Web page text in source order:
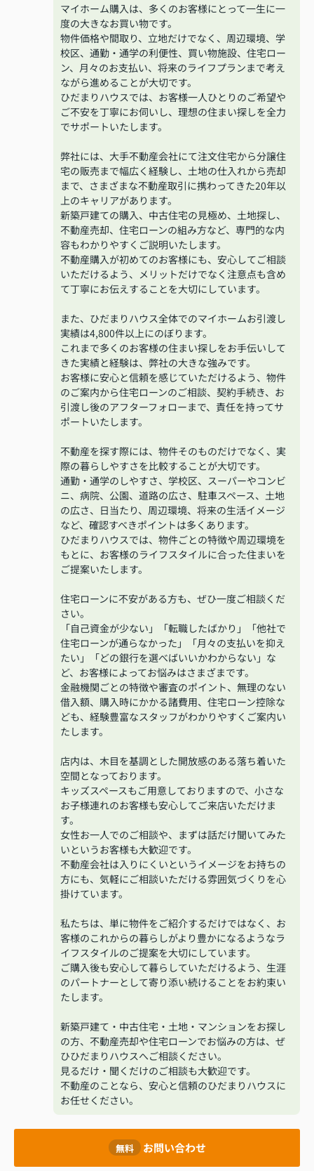
マイホーム購入は、多くのお客様にとって一生に一
度の大きなお買い物です。
物件価格や間取り、立地だけでなく、周辺環境、学
校区、通勤・通学の利便性、買い物施設、住宅ロー
ン、月々のお支払い、将来のライフプランまで考え
ながら進めることが大切です。
ひだまりハウスでは、お客様一人ひとりのご希望や
ご不安を丁寧にお伺いし、理想の住まい探しを全力
でサポートいたします。
弊社には、大手不動産会社にて注文住宅から分譲住
宅の販売まで幅広く経験し、土地の仕入れから売却
まで、さまざまな不動産取引に携わってきた20年以
上のキャリアがあります。
新築戸建ての購入、中古住宅の見極め、土地探し、
不動産売却、住宅ローンの組み方など、専門的な内
容もわかりやすくご説明いたします。
不動産購入が初めてのお客様にも、安心してご相談
いただけるよう、メリットだけでなく注意点も含め
て丁寧にお伝えすることを大切にしています。
また、ひだまりハウス全体でのマイホームお引渡し
実績は4,800件以上にのぼります。
これまで多くのお客様の住まい探しをお手伝いして
きた実績と経験は、弊社の大きな強みです。
お客様に安心と信頼を感じていただけるよう、物件
のご案内から住宅ローンのご相談、契約手続き、お
引渡し後のアフターフォローまで、責任を持ってサ
ポートいたします。
不動産を探す際には、物件そのものだけでなく、実
際の暮らしやすさを比較することが大切です。
通勤・通学のしやすさ、学校区、スーパーやコンビ
ニ、病院、公園、道路の広さ、駐車スペース、土地
の広さ、日当たり、周辺環境、将来の生活イメージ
など、確認すべきポイントは多くあります。
ひだまりハウスでは、物件ごとの特徴や周辺環境を
もとに、お客様のライフスタイルに合った住まいを
ご提案いたします。
住宅ローンに不安がある方も、ぜひ一度ご相談くだ
さい。
「自己資金が少ない」「転職したばかり」「他社で
住宅ローンが通らなかった」「月々の支払いを抑え
たい」「どの銀行を選べばいいかわからない」な
ど、お客様によってお悩みはさまざまです。
金融機関ごとの特徴や審査のポイント、無理のない
借入額、購入時にかかる諸費用、住宅ローン控除な
ども、経験豊富なスタッフがわかりやすくご案内い
たします。
店内は、木目を基調とした開放感のある落ち着いた
空間となっております。
キッズスペースもご用意しておりますので、小さな
お子様連れのお客様も安心してご来店いただけま
す。
女性お一人でのご相談や、まずは話だけ聞いてみた
いというお客様も大歓迎です。
不動産会社は入りにくいというイメージをお持ちの
方にも、気軽にご相談いただける雰囲気づくりを心
掛けています。
私たちは、単に物件をご紹介するだけではなく、お
客様のこれからの暮らしがより豊かになるようなラ
イフスタイルのご提案を大切にしています。
ご購入後も安心して暮らしていただけるよう、生涯
のパートナーとして寄り添い続けることをお約束い
たします。
新築戸建て・中古住宅・土地・マンションをお探し
の方、不動産売却や住宅ローンでお悩みの方は、ぜ
ひひだまりハウスへご相談ください。
見るだけ・聞くだけのご相談も大歓迎です。
不動産のことなら、安心と信頼のひだまりハウスに
お任せください。
無料 お問い合わせ